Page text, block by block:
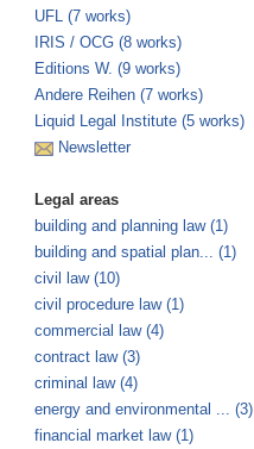
UFL (7 works)
IRIS / OCG (8 works)
Editions W. (9 works)
Andere Reihen (7 works)
Liquid Legal Institute (5 works)
Newsletter
Legal areas
building and planning law (1)
building and spatial plan... (1)
civil law (10)
civil procedure law (1)
commercial law (4)
contract law (3)
criminal law (4)
energy and environmental ... (3)
financial market law (1)